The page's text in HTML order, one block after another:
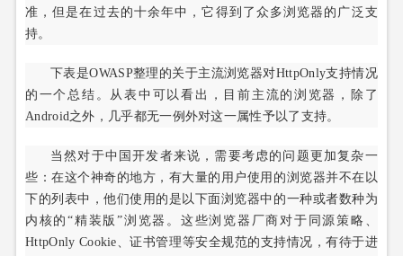
准，但是在过去的十余年中，它得到了众多浏览器的广泛支
持。
下表是OWASP整理的关于主流浏览器对HttpOnly支持情况
的一个总结。从表中可以看出，目前主流的浏览器，除了
Android之外，几乎都无一例外对这一属性予以了支持。
当然对于中国开发者来说，需要考虑的问题更加复杂一
些：在这个神奇的地方，有大量的用户使用的浏览器并不在以
下的列表中，他们使用的是以下面浏览器中的一种或者数种为
内核的“精装版”浏览器。这些浏览器厂商对于同源策略、
HttpOnly Cookie、证书管理等安全规范的支持情况，有待于进